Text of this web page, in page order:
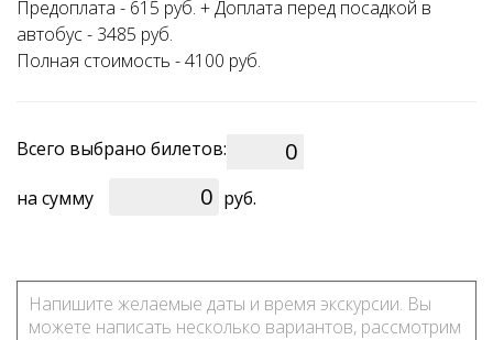
Предоплата - 615 руб. + Доплата перед посадкой в
автобус - 3485 руб.
Полная стоимость - 4100 руб.
Всего выбрано билетов:
на сумму 0 руб.